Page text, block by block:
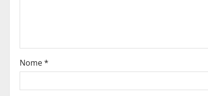
Nome*